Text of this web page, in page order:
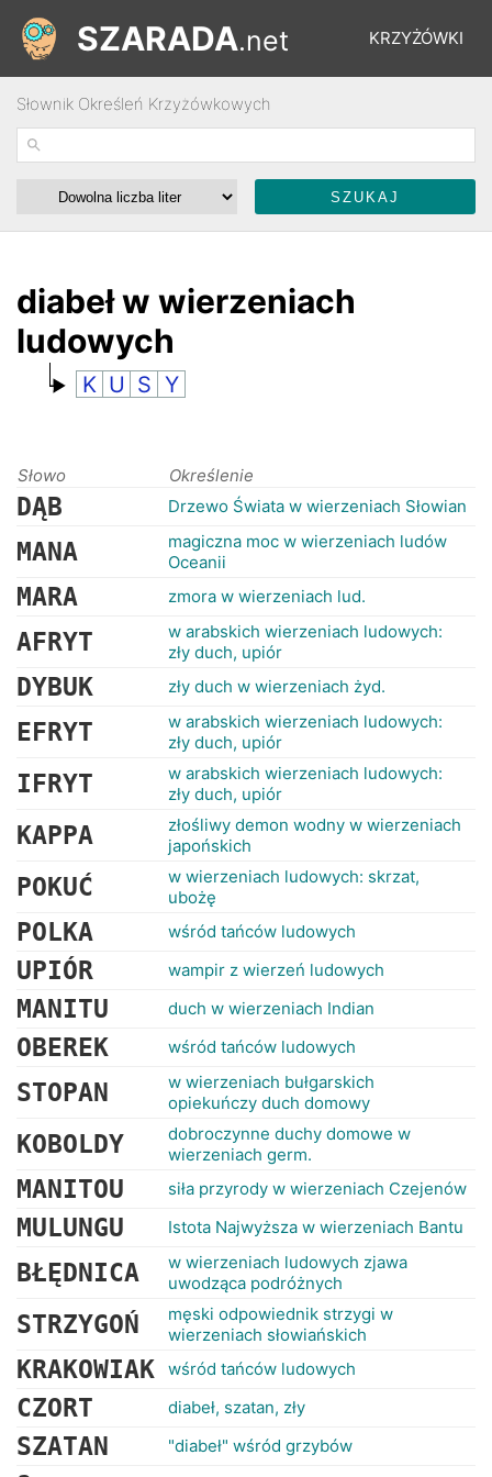
KRZYŻÓWKI
ŁAMIGŁÓWKI
RANKINGI
SZARADA.net
Słownik Określeń Krzyżówkowych
diabeł w wierzeniach
ludowych
K U S Y
Słowo Określenie
DĄB Drzewo Świata w wierzeniach Słowian
MANA
magiczna moc w wierzeniach ludów
Oceanii
MARA zmora w wierzeniach lud.
AFRYT
w arabskich wierzeniach ludowych:
zły duch, upiór
DYBUK zły duch w wierzeniach żyd.
EFRYT
w arabskich wierzeniach ludowych:
zły duch, upiór
IFRYT
w arabskich wierzeniach ludowych:
zły duch, upiór
KAPPA
złośliwy demon wodny w wierzeniach
japońskich
POKUĆ
w wierzeniach ludowych: skrzat,
ubożę
POLKA wśród tańców ludowych
UPIÓR wampir z wierzeń ludowych
MANITU duch w wierzeniach Indian
OBEREK wśród tańców ludowych
STOPAN
w wierzeniach bułgarskich
opiekuńczy duch domowy
KOBOLDY
dobroczynne duchy domowe w
wierzeniach germ.
MANITOU siła przyrody w wierzeniach Czejenów
MULUNGU Istota Najwyższa w wierzeniach Bantu
BŁĘDNICA
w wierzeniach ludowych zjawa
uwodząca podróżnych
STRZYGOŃ
męski odpowiednik strzygi w
wierzeniach słowiańskich
KRAKOWIAK wśród tańców ludowych
CZORT diabeł, szatan, zły
SZATAN "diabeł" wśród grzybów